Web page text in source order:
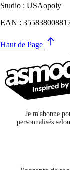
Studio : USAopoly
EAN :
Haut de Page
Je m'abonne
personnalisés